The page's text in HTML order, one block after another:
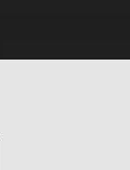
NOS